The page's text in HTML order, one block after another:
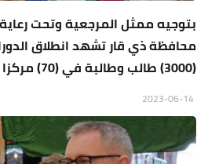
بتوجيه ممثل المرجعية وتحت
محافظة ذي قار تشهد انطلاق
(3000) طالب وطالبة في (70) مركزا